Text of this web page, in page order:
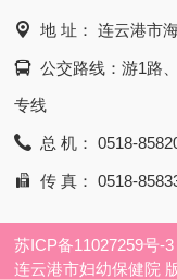
 地 址： 连云港市
 公交路线：游1路
专线
 总 机： 0518-
 传 真： 0518-
苏ICP备11027259号-3
连云港市妇幼保健院